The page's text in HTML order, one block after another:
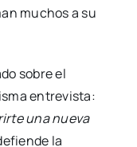
muchos a su
sobre el
entrevista:
una nueva
la